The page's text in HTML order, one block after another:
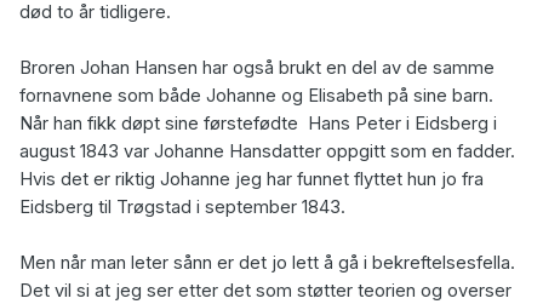
død to år tidligere.
Broren Johan Hansen har også brukt en del av de samme
fornavnene som både Johanne og Elisabeth på sine barn.
Når han fikk døpt sine førstefødte Hans Peter i Eidsberg i
august 1843 var Johanne Hansdatter oppgitt som en fadder.
Hvis det er riktig Johanne jeg har funnet flyttet hun jo fra
Eidsberg til Trøgstad i september 1843.
Men når man leter sånn er det jo lett å gå i bekreftelsesfella.
Det vil si at jeg ser etter det som støtter teorien og overser